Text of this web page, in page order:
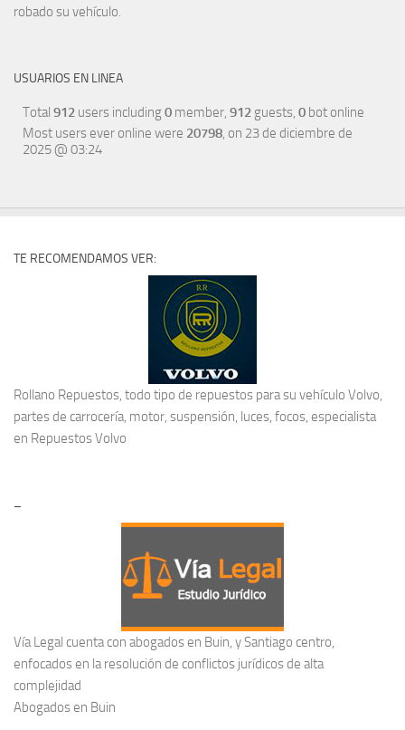
robado su vehículo.
USUARIOS EN LINEA
Total 912 users including0 member, 912 guests, 0 bot online
Most users ever online were 20798, on 23 de diciembre de
2025 @ 03:24
TE RECOMENDAMOS VER:
Rollano Repuestos, todo tipo de repuestos para su vehículo Volvo,
partes de carrocería, motor, suspensión, luces, focos, especialista
en Repuestos Volvo
–
Vía Legal cuenta con abogados en Buin, y Santiago centro,
enfocados en la resolución de conflictos jurídicos de alta
complejidad
Abogados en Buin